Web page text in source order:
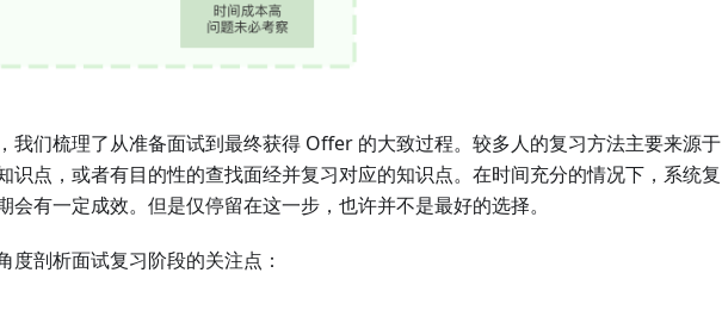
我们梳理了从准备面试到最终获得 Offer 的大致过程。较多人的复习方法主要来源于
识点，或者有目的性的查找面经并复习对应的知识点。在时间充分的情况下，系统复
会有一定成效。但是仅停留在这一步，也许并不是最好的选择。
度剖析面试复习阶段的关注点：